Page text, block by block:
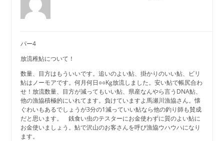
パー4
放流稚鮎について！
数量、目方はもういいです。追いのよい鮎、掛かりのいい鮎、ビリ
鮎はノーモアです。何月何日○○Kg放流しました。安い鮎で帳尻合わ
せ！放流数量、目方が減ってもいい鮎、県産なんやら言うDNA鮎、
他の漁協積極的にいれてます。負けていますよ馬瀬川漁協さん。懐
ぐわいもあるでしょうが3分の1減っていい鮎なら他の釣り師も賛成
だと思います。 銭食い虫のテスターにお金使わずに質のよい鮎に
お金使いましょう。鮎で沢山のお客さんを呼び漁協ウハウハになり
ます。